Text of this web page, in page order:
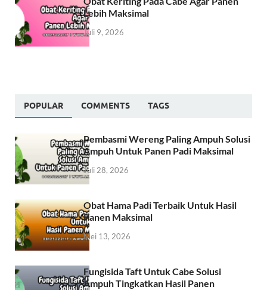
Lebih Maksimal
Juli 9, 2026
POPULAR COMMENTS TAGS
Pembasmi Wereng Paling Ampuh Solusi
Ampuh Untuk Panen Padi Maksimal
Juli 28, 2026
Obat Hama Padi Terbaik Untuk Hasil
Panen Maksimal
Mei 13, 2026
Fungisida Taft Untuk Cabe Solusi
Ampuh Tingkatkan Hasil Panen